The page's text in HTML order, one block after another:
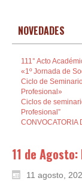
NOVEDADES
111° Acto
«1º Jornada de
Ciclo de
Profesional»
Ciclos de
Profesional”
CONVOCATORIA
11 de
11 agosto,